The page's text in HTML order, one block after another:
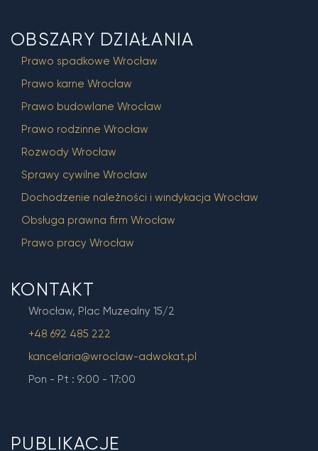
OBSZARY DZIAŁANIA
Prawo spadkowe Wrocław
Prawo karne Wrocław
Prawo budowlane Wrocław
Prawo rodzinne Wrocław
Rozwody Wrocław
Sprawy cywilne Wrocław
Dochodzenie należności i windykacja Wrocław
Obsługa prawna firm Wrocław
Prawo pracy Wrocław
KONTAKT
Wrocław, Plac Muzealny 15/2
+48 692 485 222
kancelaria@wroclaw-adwokat.pl
Pon - Pt : 9:00 - 17:00
PUBLIKACJE